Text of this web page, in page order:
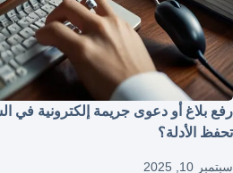
رفع بلاغ أو دعوى جريمة إلكترونية في
تحفظ الأدلة؟
سبتمبر 10, 2025